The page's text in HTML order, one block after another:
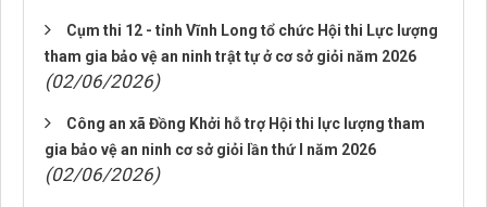
Cụm thi 12 - tỉnh Vĩnh Long tổ chức Hội thi Lực lượng
tham gia bảo vệ an ninh trật tự ở cơ sở giỏi năm 2026
(02/06/2026)
Công an xã Đồng Khởi hỗ trợ Hội thi lực lượng tham
gia bảo vệ an ninh cơ sở giỏi lần thứ I năm 2026
(02/06/2026)